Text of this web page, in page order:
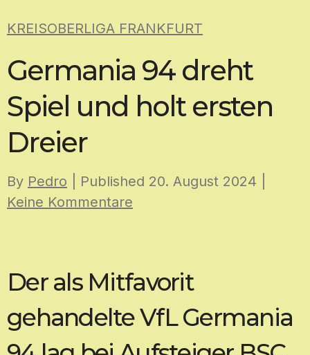
toKREISOBERLIGA FRANKFURT
Germania 94 dreht
Spiel und holt ersten
Dreier
By Pedro | Published 20. August 2024
Keine Kommentare
Der als Mitfavorit
gehandelte VfL Germania